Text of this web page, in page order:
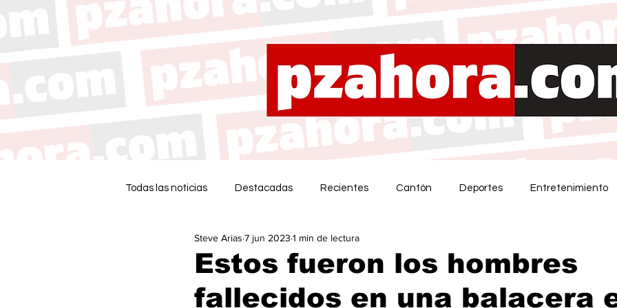
Todas las noticias Destacadas Recientes Cantón Deportes Entretenimiento
Estos fueron los hombres
fallecidos en una balacera
Steve Arias 7 jun 2023 1 min de lectura